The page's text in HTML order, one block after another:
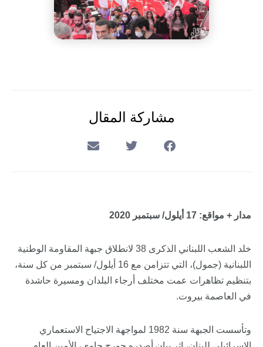
مشاركة المقال
مدار + مواقع: 17 أيلول/ سبتمبر 2020
خلد الشعب اللبناني الذكرى 38 لانطلاق جبهة المقاومة الوطنية
اللبنانية (جمول)، التي تتزامن مع 16 أيلول/ سبتمبر من كل سنة،
بتنظيم تظاهرات عمت مختلف أرجاء البلدان ومسيرة حاشدة
في العاصمة بيروت.
وتأسست الجبهة سنة 1982 لمواجهة الاجتياح الاستعماري